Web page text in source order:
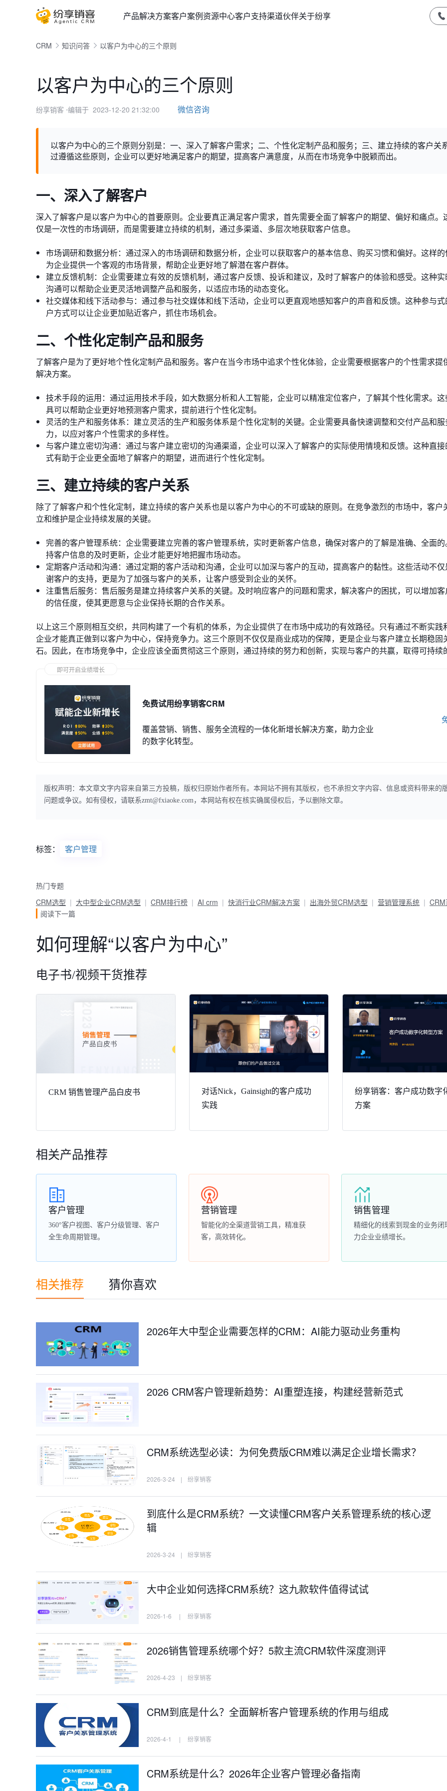
产品解决方案客户案例资源中心客户支持渠道伙伴关于纷享
CRM 知识问答 以客户为中心的三个原则
以客户为中心的三个原则
纷享销客 ⋅编辑于 2023-12-20 21:32:00 微信咨询
以客户为中心的三个原则分别是：一、深入了解客户需求；二、个性化定制产品和服务；三、建立持续的客户关
过遵循这些原则，企业可以更好地满足客户的期望，提高客户满意度，从而在市场竞争中脱颖而出。
一、深入了解客户
深入了解客户是以客户为中心的首要原则。企业要真正满足客户需求，首先需要全面了解客户的期望、偏好和痛点。
仅是一次性的市场调研，而是需要建立持续的机制，通过多渠道、多层次地获取客户信息。
市场调研和数据分析：通过深入的市场调研和数据分析，企业可以获取客户的基本信息、购买习惯和偏好。这样
为企业提供一个客观的市场背景，帮助企业更好地了解潜在客户群体。
建立反馈机制：企业需要建立有效的反馈机制，通过客户反馈、投诉和建议，及时了解客户的体验和感受。这种
沟通可以帮助企业更灵活地调整产品和服务，以适应市场的动态变化。
社交媒体和线下活动参与：通过参与社交媒体和线下活动，企业可以更直观地感知客户的声音和反馈。这种参与
户方式可以让企业更加贴近客户，抓住市场机会。
二、个性化定制产品和服务
了解客户是为了更好地个性化定制产品和服务。客户在当今市场中追求个性化体验，企业需要根据客户的个性需求提
解决方案。
技术手段的运用：通过运用技术手段，如大数据分析和人工智能，企业可以精准定位客户，了解其个性化需求。
具可以帮助企业更好地预测客户需求，提前进行个性化定制。
灵活的生产和服务体系：建立灵活的生产和服务体系是个性化定制的关键。企业需要具备快速调整和交付产品和
力，以应对客户个性需求的多样性。
与客户建立密切沟通：通过与客户建立密切的沟通渠道，企业可以深入了解客户的实际使用情境和反馈。这种直
式有助于企业更全面地了解客户的期望，进而进行个性化定制。
三、建立持续的客户关系
除了了解客户和个性化定制，建立持续的客户关系也是以客户为中心的不可或缺的原则。在竞争激烈的市场中，客户
立和维护是企业持续发展的关键。
完善的客户管理系统：企业需要建立完善的客户管理系统，实时更新客户信息，确保对客户的了解是准确、全面
持客户信息的及时更新，企业才能更好地把握市场动态。
定期客户活动和沟通：通过定期的客户活动和沟通，企业可以加深与客户的互动，提高客户的黏性。这些活动不
谢客户的支持，更是为了加强与客户的关系，让客户感受到企业的关怀。
注重售后服务：售后服务是建立持续客户关系的关键。及时响应客户的问题和需求，解决客户的困扰，可以增加
的信任度，使其更愿意与企业保持长期的合作关系。
以上这三个原则相互交织，共同构建了一个有机的体系，为企业提供了在市场中成功的有效路径。只有通过不断实践
企业才能真正做到以客户为中心，保持竞争力。这三个原则不仅仅是商业成功的保障，更是企业与客户建立长期稳固
石。因此，在市场竞争中，企业应该全面贯彻这三个原则，通过持续的努力和创新，实现与客户的共赢，取得可持续
即可开启业绩增长
免费试用纷享销客CRM
覆盖营销、销售、服务全流程的一体化新增长解决方案，助力企业
的数字化转型。
版权声明：本文章文字内容来自第三方投稿，版权归原始作者所有。本网站不拥有其版权，也不承担文字内容、信息或资料带来的
问题或争议。如有侵权，请联系zmt@fxiaoke.com，本网站有权在核实确属侵权后，予以删除文章。
标签： 客户管理
热门专题
CRM选型
大中型企业CRM选型 CRM排行榜 AI crm 快消行业CRM解决方案 出海外贸CRM选型 营销管理系统
阅读下一篇
如何理解“以客户为中心”
电子书/视频干货推荐
CRM 销售管理产品白皮书
对话Nick，Gainsight的客户成功
实践
纷享销客：客户成功数字
方案
相关产品推荐
客户管理
360°客户视图、客户分级管理、客户
全生命周期管理。
营销管理
智能化的全渠道营销工具，精准获
客，高效转化。
销售管理
精细化的线索到现金的业务闭
力企业业绩增长。
相关推荐 猜你喜欢
2026年大中型企业需要怎样的CRM：AI能力驱动业务重构
2026 CRM客户管理新趋势：AI重塑连接，构建经营新范式
CRM系统选型必读：为何免费版CRM难以满足企业增长需求？
2026-3-24 | 纷享销客
到底什么是CRM系统？一文读懂CRM客户关系管理系统的核心逻
辑
2026-3-24 | 纷享销客
大中企业如何选择CRM系统？这九款软件值得试试
2026-1-6 | 纷享销客
2026销售管理系统哪个好？5款主流CRM软件深度测评
2026-4-23 | 纷享销客
CRM到底是什么？全面解析客户管理系统的作用与组成
2026-4-1 | 纷享销客
CRM系统是什么？2026年企业客户管理必备指南